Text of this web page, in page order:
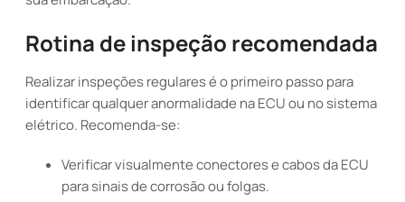
Rotina de inspeção recomendada
Realizar inspeções regulares é o primeiro passo para
identificar qualquer anormalidade na ECU ou no sistema
elétrico. Recomenda-se:
Verificar visualmente conectores e cabos da ECU
para sinais de corrosão ou folgas.